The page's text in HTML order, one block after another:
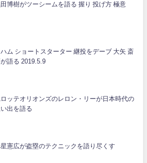
博樹がツーシームを語る 握り 投げ方 極意
ハム ショートスターター 継投をデーブ 大矢 斎
語る 2019.5.9
ロッテオリオンズのレロン・リーが日本時代の
出を語る
憲広が盗塁のテクニックを語り尽くす